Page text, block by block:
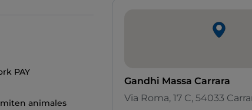
PAY
animales
Gandhi Massa Carrara
Via Roma, 17 C, 54033